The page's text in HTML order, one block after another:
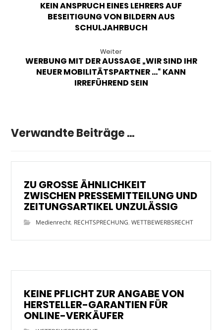
KEIN ANSPRUCH EINES LEHRERS AUF
BESEITIGUNG VON BILDERN AUS
SCHULJAHRBUCH
Weiter
WERBUNG MIT DER AUSSAGE „WIR SIND IHR
NEUER MOBILITÄTSPARTNER …“ KANN
IRREFÜHREND SEIN
Verwandte Beiträge ...
ZU GROSSE ÄHNLICHKEIT
ZWISCHEN PRESSEMITTEILUNG UND
ZEITUNGSARTIKEL UNZULÄSSIG
Medienrecht, RECHTSPRECHUNG,WETTBEWERBSRECHT
KEINE PFLICHT ZUR ANGABE VON
HERSTELLER-GARANTIEN FÜR
ONLINE-VERKÄUFER